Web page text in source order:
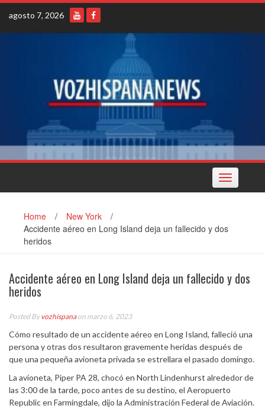
Skip
content
agosto 7, 2026
Toggle
navigation
Home / New York
/
Accidente aéreo en Long Island deja un fallecido y dos
heridos
Accidente aéreo en Long Island deja un fallecido y dos
heridos
Posted Byvozhispanaon marzo 6, 2023
Cómo resultado de un accidente aéreo en Long Island, falleció una
persona y otras dos resultaron gravemente heridas después de
que una pequeña avioneta privada se estrellara el pasado domingo.
La avioneta, Piper PA 28, chocó en North Lindenhurst alrededor de
las 3:00 de la tarde, poco antes de su destino, el Aeropuerto
Republic en Farmingdale, dijo la Administración Federal de Aviación.